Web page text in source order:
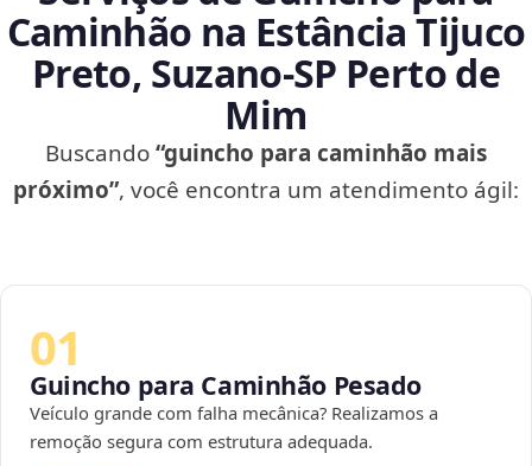
Caminhão na Estância Tijuco
Preto, Suzano‑SP Perto de
Mim
Buscando“guincho para caminhão mais
próximo”, você encontra um atendimento ágil:
01
Guincho para Caminhão Pesado
Veículo grande com falha mecânica? Realizamos a
remoção segura com estrutura adequada.